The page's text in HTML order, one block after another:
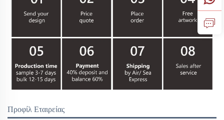
Προφίλ Εταιρείας